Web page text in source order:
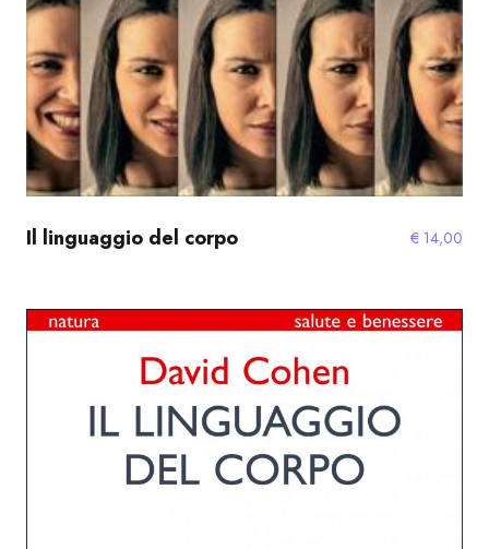
Il linguaggio del corpo € 14,00